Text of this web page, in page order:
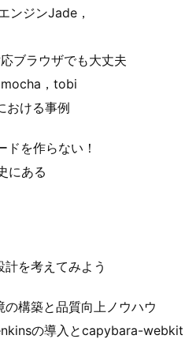
ンジンJade，
ブラウザでも大丈夫
，tobi
おける事例
を作らない！
にある
を考えてみよう
構築と品質向上ノウハウ
の導入とcapybara-webkit